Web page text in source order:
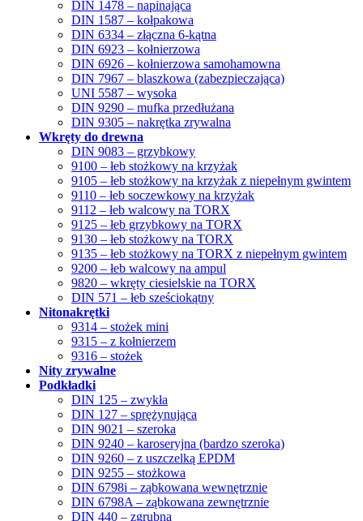
DIN 1478 – napinająca
DIN 1587 – kołpakowa
DIN 6334 – złączna 6-kątna
DIN 6923 – kołnierzowa
DIN 6926 – kołnierzowa samohamowna
DIN 7967 – blaszkowa (zabezpieczająca)
UNI 5587 – wysoka
DIN 9290 – mufka przedłużana
DIN 9305 – nakrętka zrywalna
Wkręty do drewna
DIN 9083 – grzybkowy
9100 – łeb stożkowy na krzyżak
9105 – łeb stożkowy na krzyżak z niepełnym gwintem
9110 – łeb soczewkowy na krzyżak
9112 – łeb walcowy na TORX
9125 – łeb grzybkowy na TORX
9130 – łeb stożkowy na TORX
9135 – łeb stożkowy na TORX z niepełnym gwintem
9200 – łeb walcowy na ampul
9820 – wkręty ciesielskie na TORX
DIN 571 – łeb sześciokątny
Nitonakrętki
9314 – stożek mini
9315 – z kołnierzem
9316 – stożek
Nity zrywalne
Podkładki
DIN 125 – zwykła
DIN 127 – sprężynująca
DIN 9021 – szeroka
DIN 9240 – karoseryjna (bardzo szeroka)
DIN 9260 – z uszczelką EPDM
DIN 9255 – stożkowa
DIN 6798i – ząbkowana wewnętrznie
DIN 6798A – ząbkowana zewnętrznie
DIN 440 – zgrubna